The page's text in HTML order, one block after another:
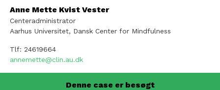
Anne Mette Kvist Vester
Centeradministrator
Aarhus Universitet, Dansk Center for Mindfulness
Tlf: 24619664
annemette@clin.au.dk
Denne case er besøgt